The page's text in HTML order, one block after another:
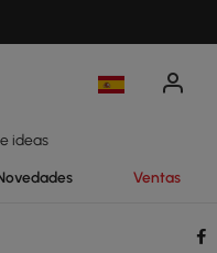
ideas
Ventas